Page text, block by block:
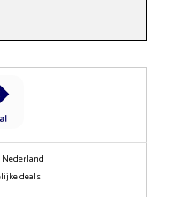
Nederland
deals